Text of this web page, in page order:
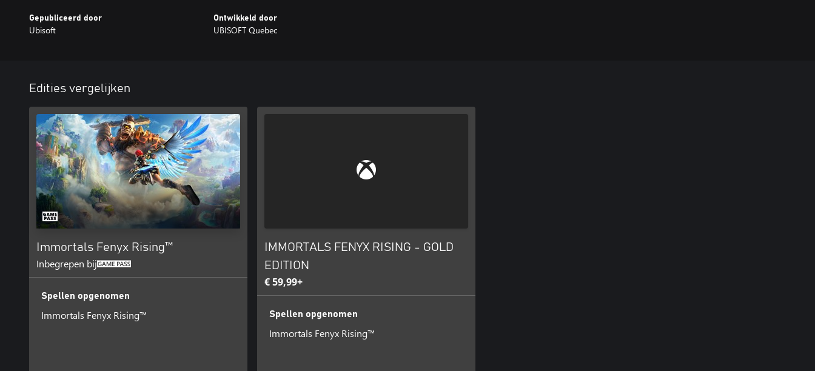
Gepubliceerd door
Ubisoft
Ontwikkeld door
UBISOFT Quebec
Edities vergelijken
Immortals Fenyx Rising™
Inbegrepen bij
Spellen opgenomen
Immortals Fenyx Rising™
IMMORTALS FENYX RISING - GOLD
EDITION
€ 59,99+
Spellen opgenomen
Immortals Fenyx Rising™